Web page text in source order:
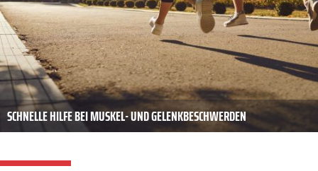
SCHNELLE HILFE BEI MUSKEL- UND GELENKBESCHWERDEN